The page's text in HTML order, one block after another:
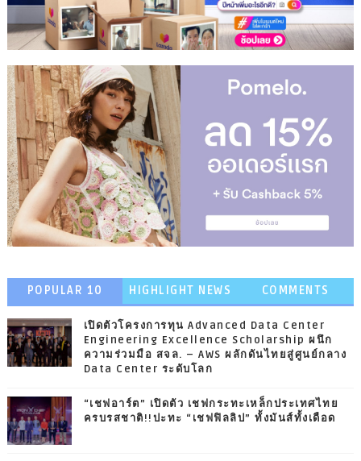
POPULAR 10 HIGHLIGHT NEWS COMMENTS
เปิดตัวโครงการทุน Advanced Data Center
Engineering Excellence Scholarship ผนึก
ความร่วมมือ สจล. – AWS ผลักดันไทยสู่ศูนย์กลาง
Data Center ระดับโลก
“เชฟอาร์ต” เปิดตัว เชฟกระทะเหล็กประเทศไทย
ครบรสชาติ!!ปะทะ “เชฟฟิลลิป” ทั้งมันส์ทั้งเดือด